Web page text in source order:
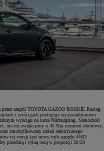
zespół TOYOTA GAZOO ROOKIE Racing
i wyścigach posługuje się pseudonimem
wyścigu na torze Nürburgring. Samochód
ma też zwiększony o 45 Nm moment obrotowy,
zmodyfikowany układ elektrycznego
tej wersji jest nowy tryb napędu 4WD
przednią i tylną osią w proporcji 50:50